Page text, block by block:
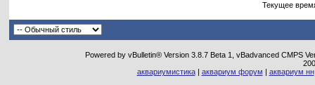
Текущее
Powered by vBulletin® Version 3.8.7 Beta 1, vBadvanced CMPS
аквариумистика| аквариум форум аквариум нн